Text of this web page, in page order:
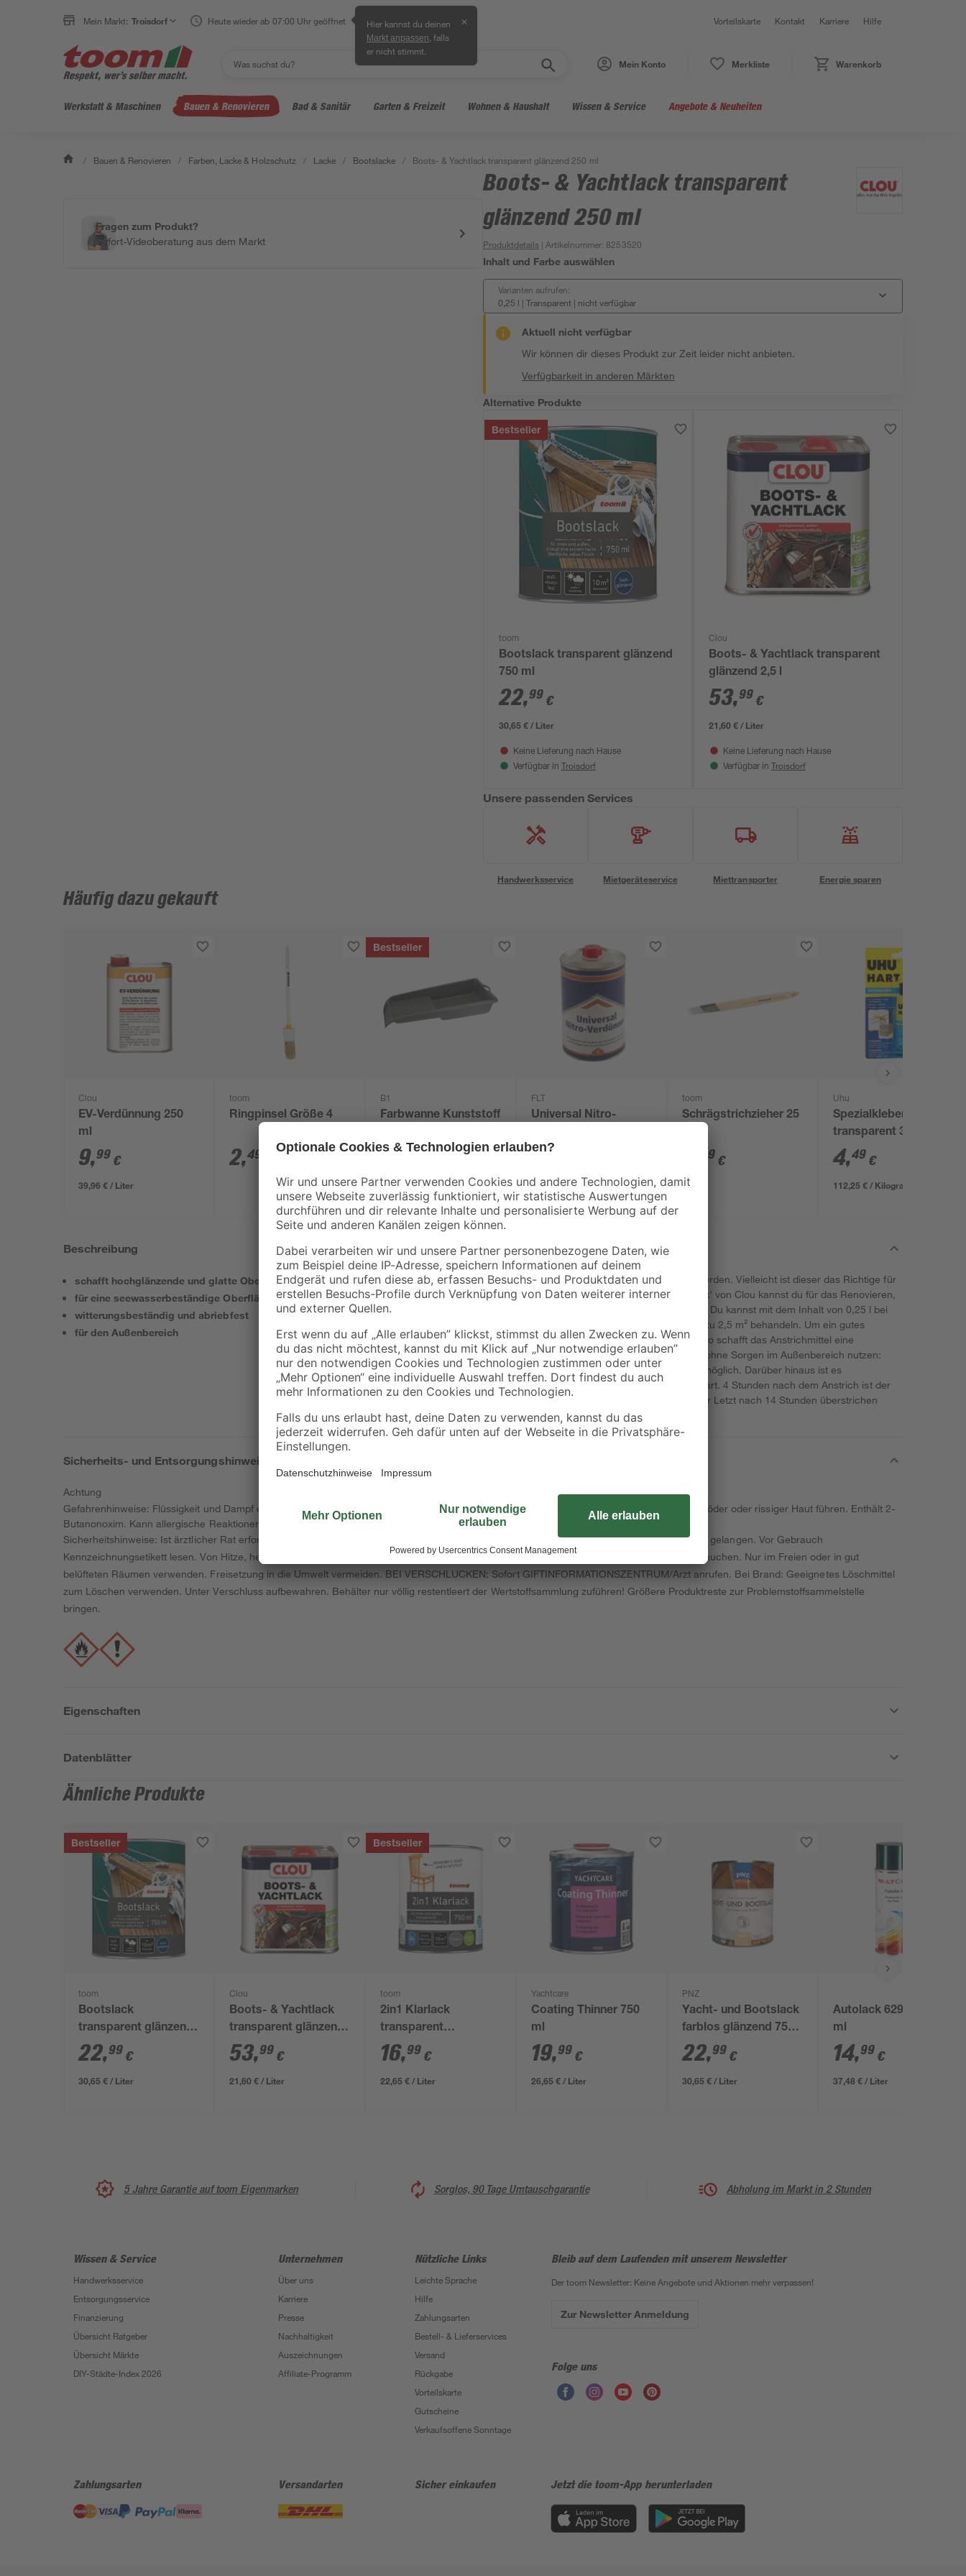
Mein Markt: Troisdorf Heute wieder ab 07:00 Uhr geöffnet Hier kannst du deinen
Markt anpassen , falls
er nicht stimmt.
✕ Vorteilskarte Kontakt Karriere Hilfe
Mein Konto Merkliste Warenkorb
Werkstatt & Maschinen Bauen & Renovieren Bad & Sanitär Garten & Freizeit Wohnen & Haushalt Wissen & Service Angebote & Neuheiten
/ Bauen & Renovieren / Farben, Lacke & Holzschutz / Lacke / Bootslacke / Boots- & Yachtlack transparent glänzend 250 ml
Fragen zum Produkt?
Sofort-Videoberatung aus dem Markt
Boots- & Yachtlack transparent
glänzend 250 ml
Produktdetails | Artikelnummer: 8253520
Inhalt und Farbe auswählen
Varianten aufrufen:
0,25 l | Transparent | nicht verfügbar
Aktuell nicht verfügbar
Wir können dir dieses Produkt zur Zeit leider nicht anbieten.
Verfügbarkeit in anderen Märkten
Alternative Produkte
Bestseller
toom
Bootslack transparent glänzend
750 ml
22,99 €
30,65 € / Liter
Keine Lieferung nach Hause
Verfügbar in Troisdorf
Clou
Boots- & Yachtlack transparent
glänzend 2,5 l
53,99 €
21,60 € / Liter
Keine Lieferung nach Hause
Verfügbar in Troisdorf
Unsere passenden Services
Handwerksservice Mietgeräteservice Miettransporter Energie sparen
Häufig dazu gekauft
Clou
EV-Verdünnung 250
ml
9,99 €
39,96 € / Liter
toom
Ringpinsel Größe 4
2,49
Bestseller
B1
Farbwanne Kunststoff
2,69
FLT
Universal Nitro-
8,99
8,99 € / Liter
toom
Schrägstrichzieher 25
99 €
Uhu
Spezialkleber 'Hart'
transparent 35 g
4,49 €
112,25 € / Kilogramm
Beschreibung
schafft hochglänzende und glatte Oberflächen
für eine seewasserbeständige Oberfläche
witterungsbeständig und abriebfest
für den Außenbereich
Lacke können in vielen Bereichen verwendet werden. Vielleicht ist dieser das Richtige für
dein Projekt? Den Boots- & Yachtlack 'Clou Lack' von Clou kannst du für das Renovieren,
den Schutz und das Versiegeln von Holz nutzen. Du kannst mit dem Inhalt von 0,25 l bei
einem einmaligen Anstrich größere Flächen bis zu 2,5 m² behandeln. Um ein gutes
Ergebnis zu erzielen, benötigst du 4 Anstriche. So schafft das Anstrichmittel eine
glänzende Oberfläche. Außerdem kannst du es ohne Sorgen im Außenbereich nutzen:
Seine Wetter- und UV-Beständigkeit macht das möglich. Darüber hinaus ist es
lösemittelhaltig und somit vielfältig in der Streichart. 4 Stunden nach dem Anstrich ist der
Boots- & Yachtlack getrocknet und kann zu guter Letzt nach 14 Stunden überstrichen
werden.
Sicherheits- und Entsorgungshinweise
Achtung
Gefahrenhinweise: Flüssigkeit und Dampf entzündbar. Kann Schläfrigkeit und Benommenheit verursachen. Wiederholter Kontakt kann zu spröder oder rissiger Haut führen. Enthält 2-
Butanonoxim. Kann allergische Reaktionen hervorrufen.
Sicherheitshinweise: Ist ärztlicher Rat erforderlich, Verpackung oder Kennzeichnungsetikett bereithalten. Darf nicht in die Hände von Kindern gelangen. Vor Gebrauch
Kennzeichnungsetikett lesen. Von Hitze, heißen Oberflächen, Funken, offenen Flammen sowie anderen Zündquellenarten fernhalten. Nicht rauchen. Nur im Freien oder in gut
belüfteten Räumen verwenden. Freisetzung in die Umwelt vermeiden. BEI VERSCHLUCKEN: Sofort GIFTINFORMATIONSZENTRUM/Arzt anrufen. Bei Brand: Geeignetes Löschmittel
zum Löschen verwenden. Unter Verschluss aufbewahren. Behälter nur völlig restentleert der Wertstoffsammlung zuführen! Größere Produktreste zur Problemstoffsammelstelle
bringen.
Eigenschaften
Datenblätter
Ähnliche Produkte
Bestseller
toom
Bootslack
transparent glänzend
750 ml
22,99 €
30,65 € / Liter
Clou
Boots- & Yachtlack
transparent glänzend
2,5 l
53,99 €
21,60 € / Liter
Bestseller
toom
2in1 Klarlack
transparent
seidenmatt 750 ml
16,99 €
22,65 € / Liter
Yachtcare
Coating Thinner 750
ml
19,99 €
26,65 € / Liter
PNZ
Yacht- und Bootslack
farblos glänzend 750
ml
22,99 €
30,65 € / Liter
Autolack 629-7 400
ml
14,99 €
37,48 € / Liter
5 Jahre Garantie auf toom Eigenmarken Sorglos, 90 Tage Umtauschgarantie Abholung im Markt in 2 Stunden
Wissen & Service
Handwerksservice
Entsorgungsservice
Finanzierung
Übersicht Ratgeber
Übersicht Märkte
DIY-Städte-Index 2026
Unternehmen
Über uns
Karriere
Presse
Nachhaltigkeit
Auszeichnungen
Affiliate-Programm
Nützliche Links
Leichte Sprache
Hilfe
Zahlungsarten
Bestell- & Lieferservices
Versand
Rückgabe
Vorteilskarte
Gutscheine
Verkaufsoffene Sonntage
Bleib auf dem Laufenden mit unserem Newsletter
Der toom Newsletter: Keine Angebote und Aktionen mehr verpassen!
Zur Newsletter Anmeldung
Folge uns
Zahlungsarten Versandarten Sicher einkaufen Jetzt die toom-App herunterladen